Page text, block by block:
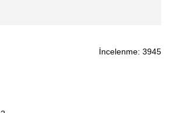
İncelenme: 3945